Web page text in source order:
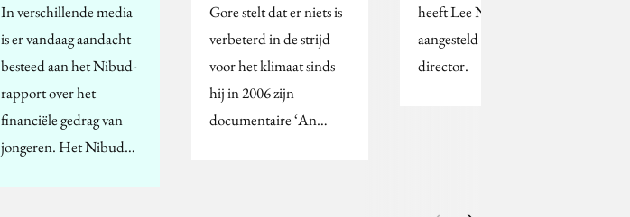
In verschillende media
is er vandaag aandacht
besteed aan het Nibud-
rapport over het
financiële gedrag van
jongeren. Het Nibud…
Gore stelt dat er niets is
verbeterd in de strijd
voor het klimaat sinds
hij in 2006 zijn
documentaire ‘An…
heeft Lee Newman
aangesteld als managing
director.